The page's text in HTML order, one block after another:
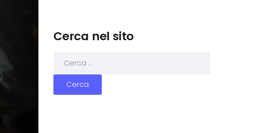
Cerca nel sito